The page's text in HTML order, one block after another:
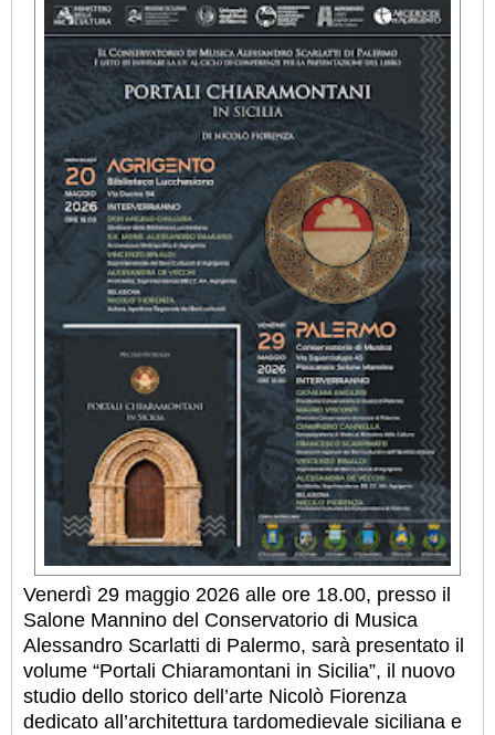
Venerdì 29 maggio 2026 alle ore 18.00, presso il
Salone Mannino del Conservatorio di Musica
Alessandro Scarlatti di Palermo, sarà presentato il
volume “Portali Chiaramontani in Sicilia”, il nuovo
studio dello storico dell’arte Nicolò Fiorenza
dedicato all’architettura tardomedievale siciliana e